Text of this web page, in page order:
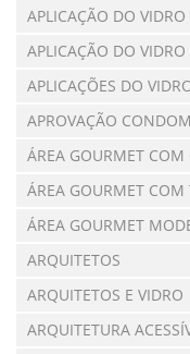
APLICAÇÃO DO
APLICAÇÃO DO
APLICAÇÕES DO
APROVAÇÃO
ÁREA GOURMET COM
ÁREA GOURMET COM
ÁREA GOURMET
ARQUITETOS
ARQUITETOS E VIDRO
ARQUITETURA